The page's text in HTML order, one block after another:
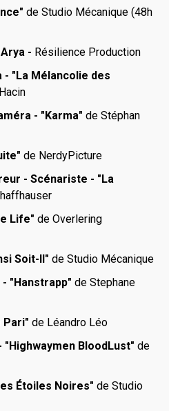
de Studio Mécanique (48h
- Résilience Production
"La Mélancolie des
- "Karma" de Stéphan
de NerdyPicture
- Scénariste - "La
Life" de Overlering
Soit-Il" de Studio Mécanique
"Hanstrapp" de Stephane
Pari" de Léandro Léo
BloodLust" de
Étoiles Noires" de Studio